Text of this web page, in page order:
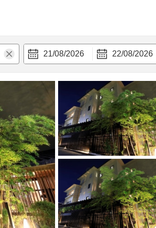
21/08/2026 22/08/2026
nghi